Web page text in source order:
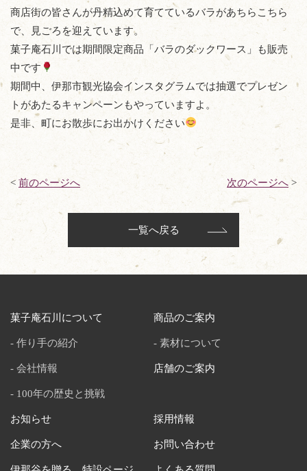
商店街の皆さんが丹精込めて育てているバラがあちらこちら
で、見ごろを迎えています。
菓子庵石川では期間限定商品「バラのダックワース」も販売
中です
期間中、伊那市観光協会インスタグラムでは抽選でプレゼン
トがあたるキャンペーンもやっていますよ。
是非、町にお散歩にお出かけください
< 前のページへ 次のページへ >
一覧へ戻る
菓子庵石川について
作り手の紹介
会社情報
100年の歴史と挑戦
商品のご案内
素材について
店舗のご案内
お知らせ
企業の方へ
採用情報
お問い合わせ